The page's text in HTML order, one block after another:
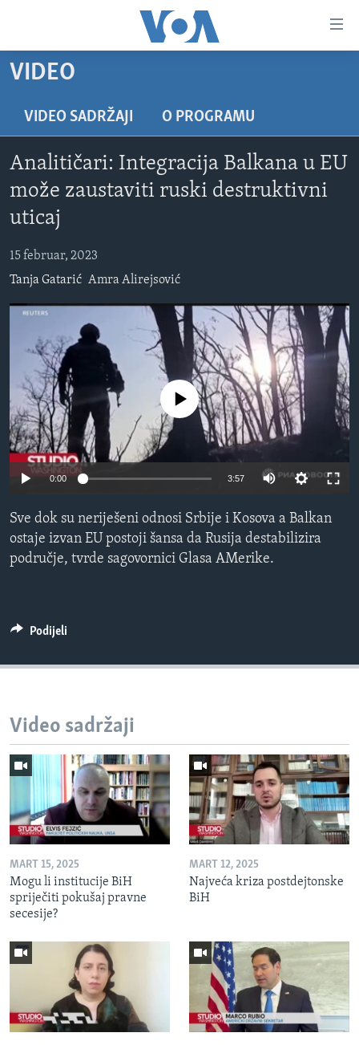
glavni
Pređi
na
glavnu
navigaciju
Idi
na
VIDEO
VIJESTI
BOSNA I HERCEGOVINA
SVIJET
NAUKA I TEHNOLOGIJA
SPECIJALNI PROJEKTI
KORUPCIJA
SLOBODA MEDIJA
ŽENSKA STRANA
IZBJEGLIČKA STRANA
MAGAZIN
O GLASU AMERIKE
Learning English
Jezici
VIDEO
VIDEO SADRŽAJI O PROGRAMU
Analitičari: Integracija Balkana u EU
može zaustaviti ruski destruktivni
uticaj
15 februar, 2023
Tanja Gatarić Amra Alirejsović
No media source currently available
0:00 3:57
Sve dok su neriješeni odnosi Srbije i Kosova a Balkan
ostaje izvan EU postoji šansa da Rusija destabilizira
područje, tvrde sagovornici Glasa AMerike.
Podijeli
Video sadržaji
MART 15, 2025
Mogu li institucije BiH
spriječiti pokušaj pravne
secesije?
MART 12, 2025
Najveća kriza postdejtonske
BiH